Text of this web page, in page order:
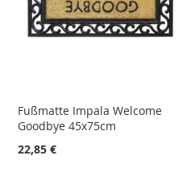
Fußmatte Impala Welcome
Goodbye 45x75cm
22,85 €